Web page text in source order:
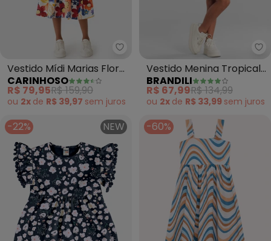
Carinhoso - Vestido Mídi
Vestido Mídi Marias Floral
(Azul)
CARINHOSO
R$ 79,95R$ 159,90
ou 2x de R$ 39,97 sem juros
Vestido Menina Tropical
Texturizado (Azul)
BRANDILI
R$ 67,99R$ 134,99
ou 2x de R$ 33,99 sem juros
-22% NEW -60%